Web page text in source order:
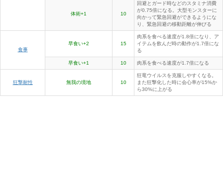
体術+1 10
回避とガード時などのスタミナ消費
が0.75倍になる。大型モンスターに
向かって緊急回避ができるようにな
り、緊急回避の移動距離が伸びる
食事
早食い+2 15
肉系を食べる速度が1.8倍になり、ア
イテムを飲んだ時の動作が1.7倍にな
る
早食い+1 10 肉系を食べる速度が1.7倍になる
狂撃耐性 無我の境地 10
狂竜ウイルスを克服しやすくなる。
また狂撃化した時に会心率が15%か
ら30%に上がる